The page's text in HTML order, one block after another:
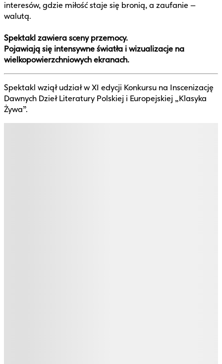
interesów, gdzie miłość staje się bronią, a zaufanie –
walutą.
Spektakl zawiera sceny przemocy.
Pojawiają się intensywne światła i wizualizacje na
wielkopowierzchniowych ekranach.
Spektakl wziął udział w XI edycji Konkursu na Inscenizację
Dawnych Dzieł Literatury Polskiej i Europejskiej „Klasyka
Żywa”.